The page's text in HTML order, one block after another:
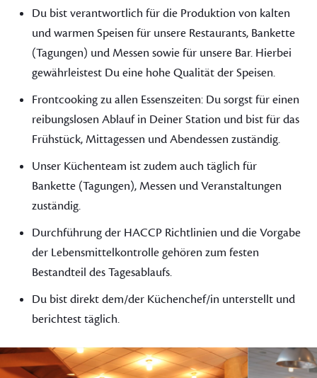
Du bist verantwortlich für die Produktion von kalten
und warmen Speisen für unsere Restaurants, Bankette
(Tagungen) und Messen sowie für unsere Bar. Hierbei
gewährleistest Du eine hohe Qualität der Speisen.
Frontcooking zu allen Essenszeiten: Du sorgst für einen
reibungslosen Ablauf in Deiner Station und bist für das
Frühstück, Mittagessen und Abendessen zuständig.
Unser Küchenteam ist zudem auch täglich für
Bankette (Tagungen), Messen und Veranstaltungen
zuständig.
Durchführung der HACCP Richtlinien und die Vorgabe
der Lebensmittelkontrolle gehören zum festen
Bestandteil des Tagesablaufs.
Du bist direkt dem/der Küchenchef/in unterstellt und
berichtest täglich.